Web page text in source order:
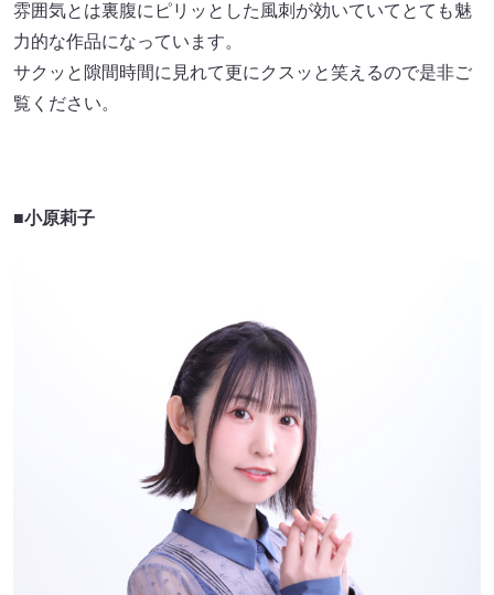
雰囲気とは裏腹にピリッとした風刺が効いていてとても魅
力的な作品になっています。
サクッと隙間時間に見れて更にクスッと笑えるので是非ご
覧ください。
■小原莉子